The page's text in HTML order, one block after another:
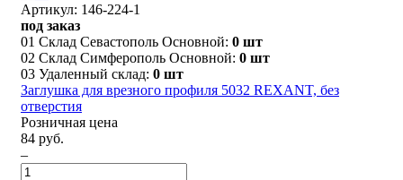
Артикул: 146-224-1
под заказ
01 Склад Севастополь Основной: 0 шт
02 Склад Симферополь Основной: 0 шт
03 Удаленный склад: 0 шт
Заглушка для врезного профиля 5032 REXANT, без
отверстия
Розничная цена
84 руб.
–